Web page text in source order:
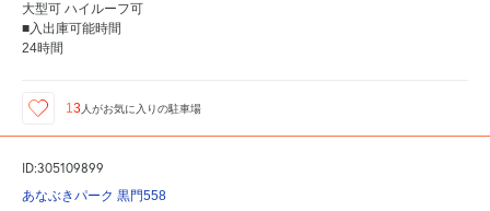
大型可 ハイルーフ可
■入出庫可能時間
24時間
13 人がお気に入りの駐車場
ID:305109899
あなぶきパーク 黒門558